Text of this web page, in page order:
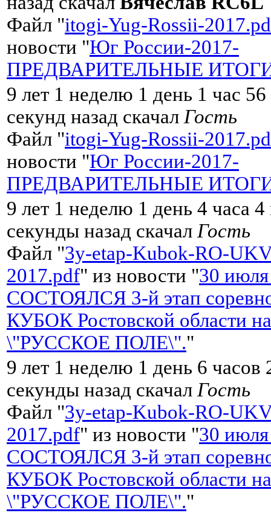
Файл "itogi-Yug-Rossii-
новости "Юг России-2017-
ПРЕДВАРИТЕЛЬНЫЕ
9 лет 1 неделю 1 день 1 час
секунд назад скачал Гость
Файл "itogi-Yug-Rossii-
новости "Юг России-2017-
ПРЕДВАРИТЕЛЬНЫЕ
9 лет 1 неделю 1 день 4 часа
секунды назад скачал Гость
Файл "3y-etap-Kubok-RO-
2017.pdf" из новости "30 июля
СОСТОЯЛСЯ 3-й этап
КУБОК Ростовской области
\"РУССКОЕ ПОЛЕ\"."
9 лет 1 неделю 1 день 6
секунды назад скачал Гость
Файл "3y-etap-Kubok-RO-
2017.pdf" из новости "30 июля
СОСТОЯЛСЯ 3-й этап
КУБОК Ростовской области
\"РУССКОЕ ПОЛЕ\"."